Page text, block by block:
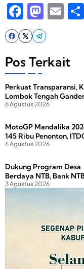
F
a
c
e
b
o
o
k
M
a
st
o
o
n
E
Pos Terkait
Perkuat Transparansi,
Lombok Tengah
Media Lewat Coffee
6 Agustus 2026
MotoGP Mandalika
145 Ribu Penonton,
Polda NTB Perkuat
6 Agustus 2026
Dukung Program Desa
Berdaya NTB, Bank
Syariah Salurkan
Budidaya Ayam Petelur
3 Agustus 2026